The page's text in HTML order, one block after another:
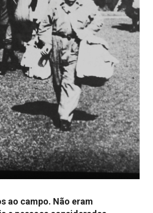
ao campo. Não eram